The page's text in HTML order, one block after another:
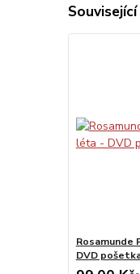
Rosamunde
DVD